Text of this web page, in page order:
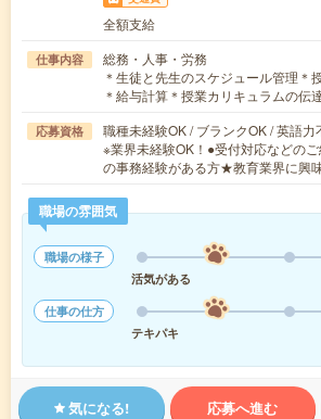
全額支給
仕事内容
総務・人事・労務
＊生徒と先生のスケジュール管理＊
＊給与計算＊授業カリキュラムの伝
応募資格
職種未経験OK / ブランクOK / 英語力
※業界未経験OK！●受付対応などの
の事務経験がある方★教育業界に興
職場の雰囲気
職場の様子
活気がある
仕事の仕方
テキパキ
気になる! 応募へ進む